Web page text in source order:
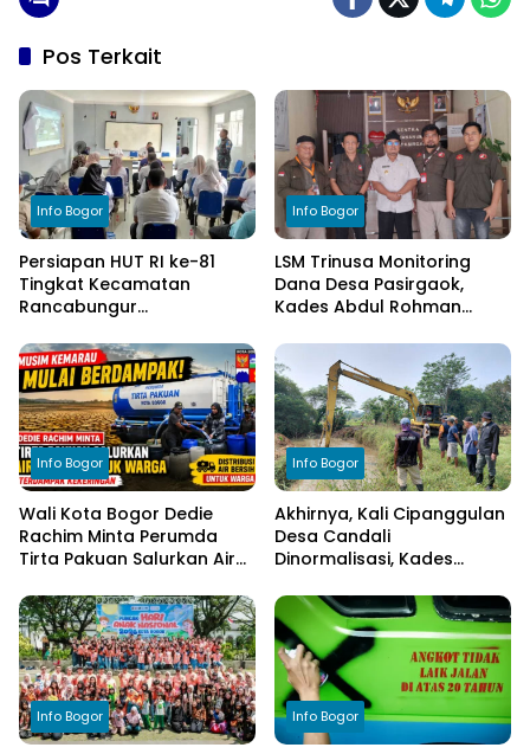
Pos Terkait
Info Bogor
Persiapan HUT RI ke-81
Tingkat Kecamatan
Rancabungur
Cimulang, Libatkan Seluruh
Elemen Masyarakat
Info Bogor
LSM Trinusa Monitoring
Dana Desa Pasirgaok,
Kades Abdul Rohman
Transparansi Pengelolaan
Anggaran
Info Bogor
Wali Kota Bogor Dedie
Rachim Minta Perumda
Tirta Pakuan Salurkan Air
Terdampak Kekeringan
Info Bogor
Akhirnya, Kali Cipanggulan
Desa Candali
Dinormalisasi, Kades
kepada Bupati Bogor
Info Bogor Info Bogor